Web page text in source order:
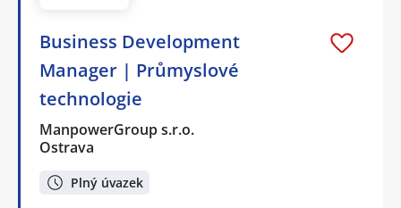
Business Development
Manager | Průmyslové
technologie
ManpowerGroup s.r.o.
Ostrava
Plný úvazek